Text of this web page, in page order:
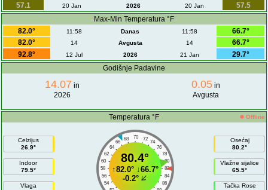
57.1
20 Jan 2026 20 Jan
57.5
Max-Min Temperatura °F
82.0°
11:58 Danas 11:58
66.7°
82.0°
14 Avgusta 14
66.7°
92.8°
12 Jul 2026 21 Jan
29.7°
Godišnje Padavine
14.07 in
2026
0.05in
Avgusta
Temperatura °F Offline
Celzijus
26.9°
Indoor
79.5°
Vlaga
70
68 72
66
74
64
76
62
78
60
80
58
82
56
84
54
86
80.4°
↑82.0°↓66.7°
-0.2°
Osećaj
80.2°
Vlažne sijalice
65.5°
Tačka Rose